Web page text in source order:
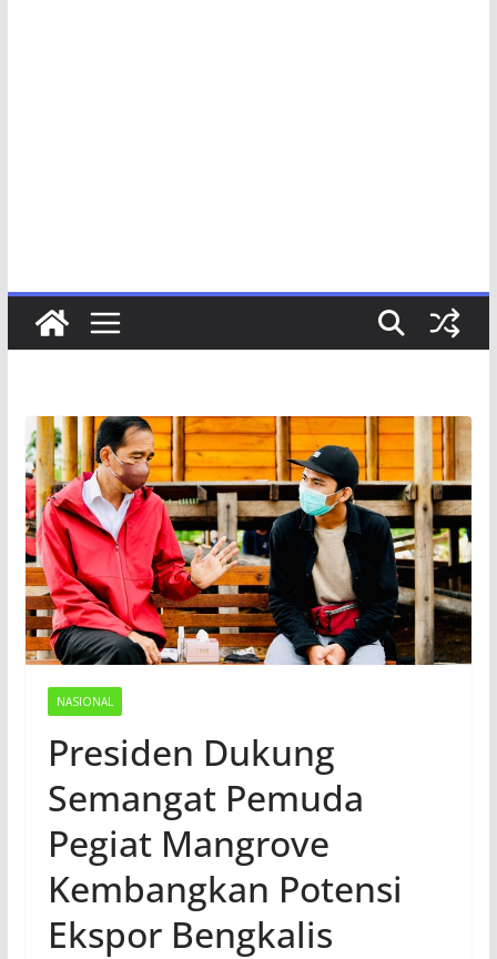
NASIONAL
Presiden Dukung
Semangat Pemuda
Pegiat Mangrove
Kembangkan Potensi
Ekspor Bengkalis